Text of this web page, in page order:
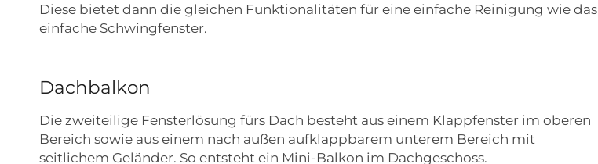
Diese bietet dann die gleichen Funktionalitäten für eine einfache Reinigung wie das
einfache Schwingfenster.
Dachbalkon
Die zweiteilige Fensterlösung fürs Dach besteht aus einem Klappfenster im oberen
Bereich sowie aus einem nach außen aufklappbarem unterem Bereich mit
seitlichem Geländer. So entsteht ein Mini-Balkon im Dachgeschoss.